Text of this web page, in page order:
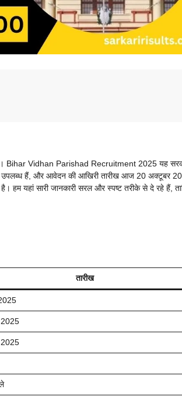
है। Bihar Vidhan Parishad Recruitment 2025 यह
उपलब्ध हैं, और आवेदन की आखिरी तारीख आज 20 अक्टूबर
हम यहां सारी जानकारी सरल और स्पष्ट तरीके से दे रहे हैं,
तारीख